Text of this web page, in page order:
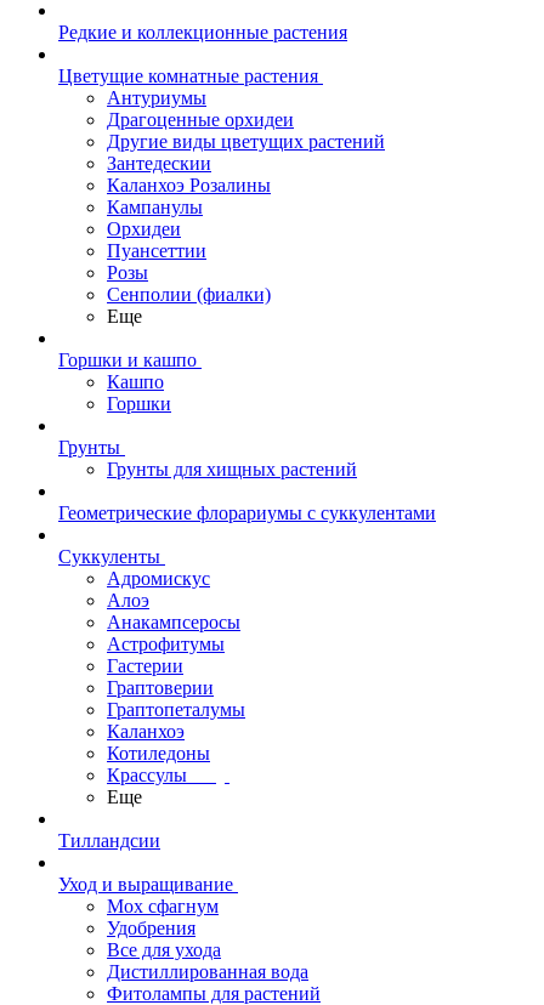
Редкие и коллекционные растения
Цветущие комнатные растения
Антуриумы
Драгоценные орхидеи
Другие виды цветущих растений
Зантедескии
Каланхоэ Розалины
Кампанулы
Орхидеи
Пуансеттии
Розы
Сенполии (фиалки)
Еще
Горшки и кашпо
Кашпо
Горшки
Грунты
Грунты для хищных растений
Геометрические флорариумы с суккулентами
Суккуленты
Адромискус
Алоэ
Анакампсеросы
Астрофитумы
Гастерии
Граптоверии
Граптопеталумы
Каланхоэ
Котиледоны
Крассулы
Еще
Тилландсии
Уход и выращивание
Мох сфагнум
Удобрения
Все для ухода
Дистиллированная вода
Фитолампы для растений